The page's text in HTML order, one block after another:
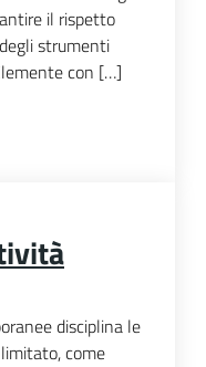
il rispetto
strumenti
con […]
disciplina le
come